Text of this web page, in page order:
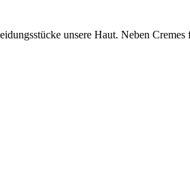
unsere Haut. Neben